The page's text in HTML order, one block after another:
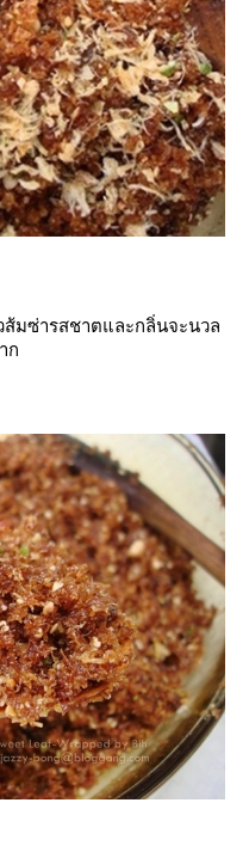
ส้มซ่ารสชาตและกลิ่นจะนวล
ก